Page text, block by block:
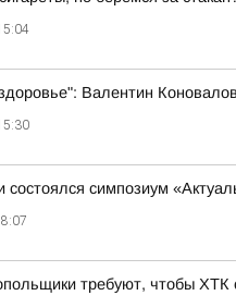
Валентин
состоялся симпозиум
требуют, чтобы ХТК